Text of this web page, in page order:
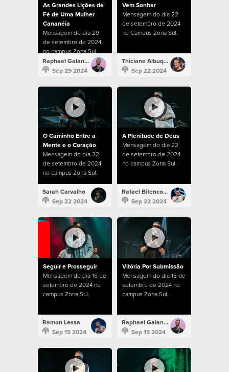
As Grandes Lições de
Fé de Uma Mulher
Cananéia
Mensagem do dia 29
de setembro de 2024
no campus Zona Sul.
Raphael Galante
Sep 29 2024
Vem Sonhar
Mensagem do dia 22
de setembro de 2024
no Campus Zona Sul.
Thiciane Albuquerque
Sep 22 2024
O Caminho Entre a
Mente e o Coração
Mensagem do dia 22
de setembro de 2024
no campus Zona Sul.
Sarah Carvalho
Sep 22 2024
A Plenitude de Deus
Mensagem do dia 22
de setembro de 2024
no campus Zona Sul.
Rafael Bitencourt
Sep 22 2024
Seguir e Prosseguir
Mensagem do dia 15 de
setembro de 2024 no
campus Zona Sul.
Ramon Lessa
Sep 15 2024
Vitória Por Submissão
Mensagem do dia 15 de
setembro de 2024 no
campus Zona Sul.
Raphael Galante
Sep 15 2024